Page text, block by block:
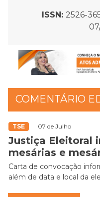
ISSN: 2526-
COMENTÁRIO
TSE 07 de Julho
Justiça Eleitoral
mesárias e
Carta de convocação
além de data e local da